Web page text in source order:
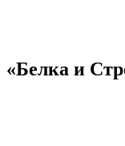
«Белка и